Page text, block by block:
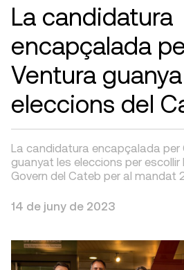
La candidatura
encapçalada
Ventura
eleccions del
La candidatura encapçalada per
guanyat les eleccions per escollir
Govern del Cateb per al mandat
14 de juny de 2023